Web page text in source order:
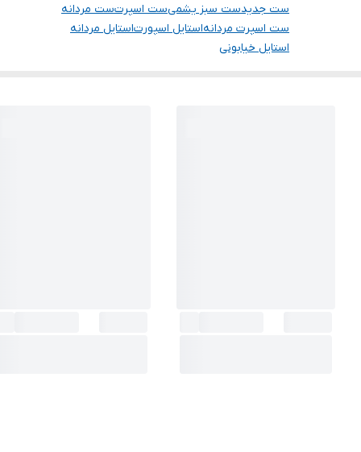
ست جدیدست سبز یشمیست اسپرتست مردانه
ست اسپرت مردانهاستایل اسپورتاستایل مردانه
استایل خیابونی